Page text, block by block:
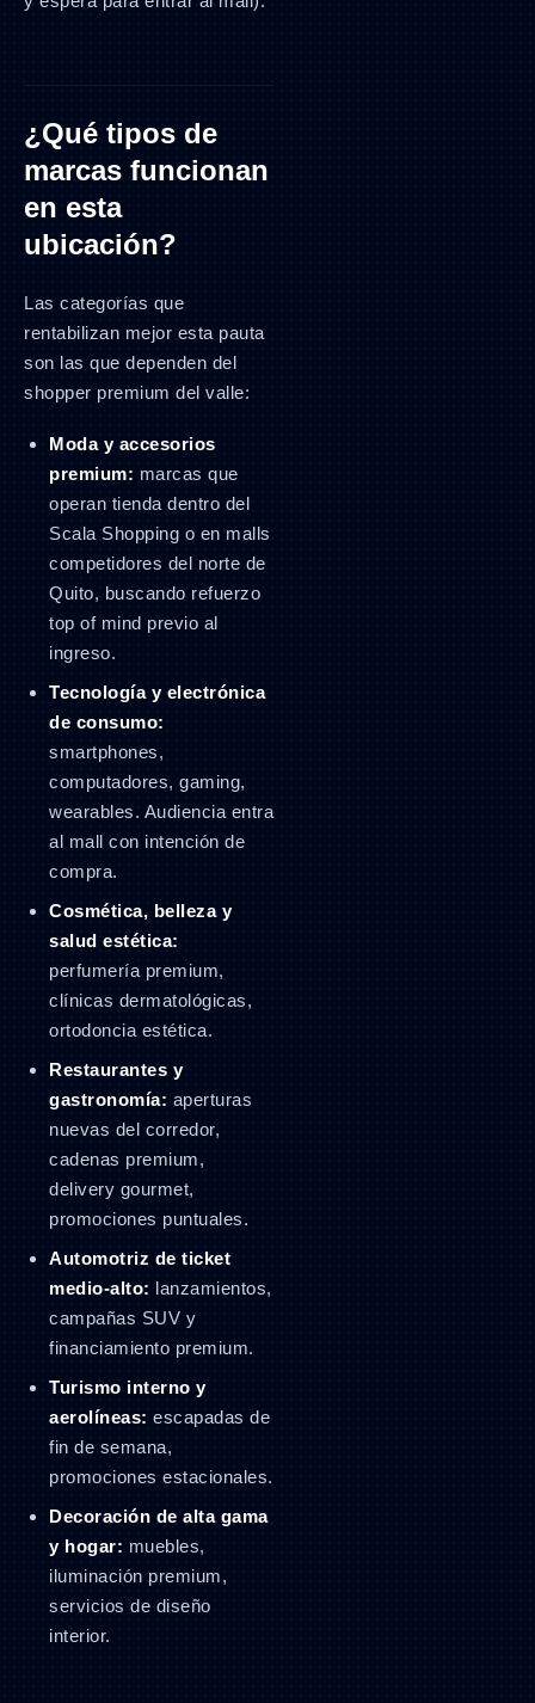
¿Qué tipos de
marcas funcionan
en esta
ubicación?
Las categorías que
rentabilizan mejor esta pauta
son las que dependen del
shopper premium del valle:
Moda y accesorios
premium: marcas que
operan tienda dentro del
Scala Shopping o en malls
competidores del norte de
Quito, buscando refuerzo
top of mind previo al
ingreso.
Tecnología y electrónica
de consumo:
smartphones,
computadores, gaming,
wearables. Audiencia entra
al mall con intención de
compra.
Cosmética, belleza y
salud estética:
perfumería premium,
clínicas dermatológicas,
ortodoncia estética.
Restaurantes y
gastronomía: aperturas
nuevas del corredor,
cadenas premium,
delivery gourmet,
promociones puntuales.
Automotriz de ticket
medio-alto: lanzamientos,
campañas SUV y
financiamiento premium.
Turismo interno y
aerolíneas: escapadas de
fin de semana,
promociones estacionales.
Decoración de alta gama
y hogar: muebles,
iluminación premium,
servicios de diseño
interior.